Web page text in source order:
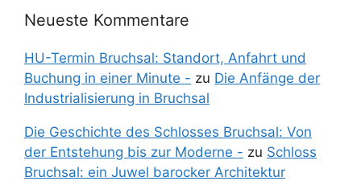
Neueste Kommentare
HU-Termin Bruchsal: Standort, Anfahrt und
Buchung in einer Minute - zu Die Anfänge der
Industrialisierung in Bruchsal
Die Geschichte des Schlosses Bruchsal: Von
der Entstehung bis zur Moderne - zu Schloss
Bruchsal: ein Juwel barocker Architektur